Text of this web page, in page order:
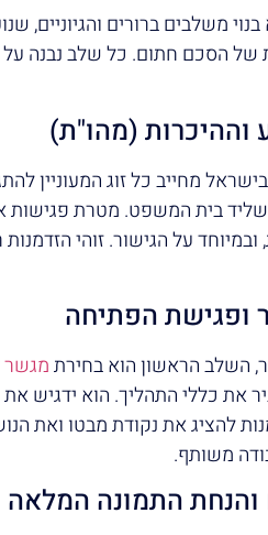
משלבים ברורים והגיוניים,
של הסכם חתום. כל שלב נבנה על
מחייב כל זוג המעוניין
שליד בית המשפט. מטרת
על הגישור. זוהי
השלב הראשון הוא בחירתמגשר
כללי התהליך. הוא ידגיש את
להציג את נקודת מבטו ואת
משותף.